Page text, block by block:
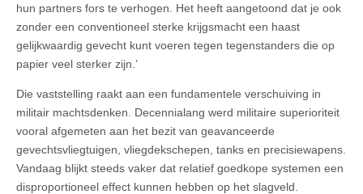
hun partners fors te verhogen. Het heeft aangetoond dat je ook
zonder een conventioneel sterke krijgsmacht een haast
gelijkwaardig gevecht kunt voeren tegen tegenstanders die op
papier veel sterker zijn.’
Die vaststelling raakt aan een fundamentele verschuiving in
militair machtsdenken. Decennialang werd militaire superioriteit
vooral afgemeten aan het bezit van geavanceerde
gevechtsvliegtuigen, vliegdekschepen, tanks en precisiewapens.
Vandaag blijkt steeds vaker dat relatief goedkope systemen een
disproportioneel effect kunnen hebben op het slagveld.